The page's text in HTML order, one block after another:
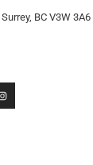
BC V3W 3A6